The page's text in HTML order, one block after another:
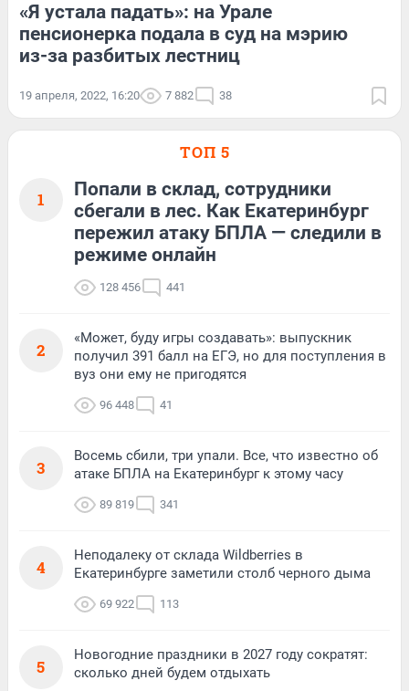
«Я устала падать»: на Урале
пенсионерка подала в суд на мэрию
из-за разбитых лестниц
19 апреля, 2022, 16:20 7 882 38
ТОП 5
1
Попали в склад, сотрудники
сбегали в лес. Как Екатеринбург
пережил атаку БПЛА — следили в
режиме онлайн
128 456 441
2
«Может, буду игры создавать»: выпускник
получил 391 балл на ЕГЭ, но для поступления в
вуз они ему не пригодятся
96 448 41
3
Восемь сбили, три упали. Все, что известно об
атаке БПЛА на Екатеринбург к этому часу
89 819 341
4
Неподалеку от склада Wildberries в
Екатеринбурге заметили столб черного дыма
69 922 113
5
Новогодние праздники в 2027 году сократят:
сколько дней будем отдыхать